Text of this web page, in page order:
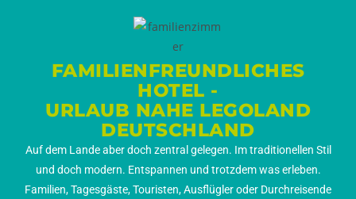
FAMILIENFREUNDLICHES
HOTEL -
URLAUB NAHE LEGOLAND
DEUTSCHLAND
Auf dem Lande aber doch zentral gelegen. Im traditionellen Stil
und doch modern. Entspannen und trotzdem was erleben.
Familien, Tagesgäste, Touristen, Ausflügler oder Durchreisende